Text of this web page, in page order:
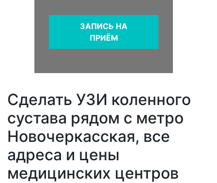
ЗАПИСЬ НА
ПРИЁМ
Сделать УЗИ коленного
сустава рядом с метро
Новочеркасская, все
адреса и цены
медицинских центров